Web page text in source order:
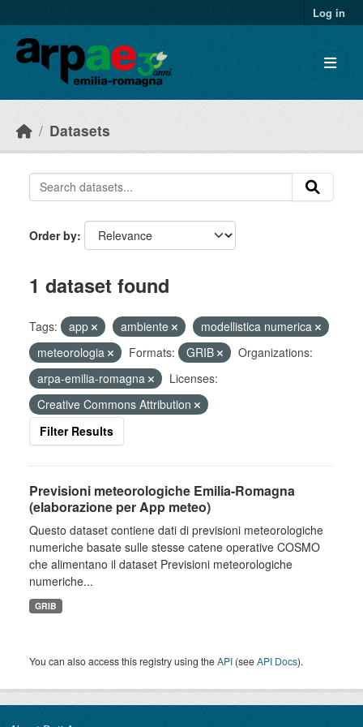
Log in
Datasets
Order by
1 dataset found
Tags: app ambiente
modellistica numerica
meteorologia
Formats: GRIB
Organizations:
arpa-emilia-romagna
Licenses:
Creative Commons Attribution
Filter Results
Previsioni meteorologiche Emilia-Romagna
(elaborazione per App meteo)
Questo dataset contiene dati di previsioni meteorologiche
numeriche basate sulle stesse catene operative COSMO
che alimentano il dataset Previsioni meteorologiche
numeriche...
GRIB
You can also access this registry using theAPI (seeAPI Docs).